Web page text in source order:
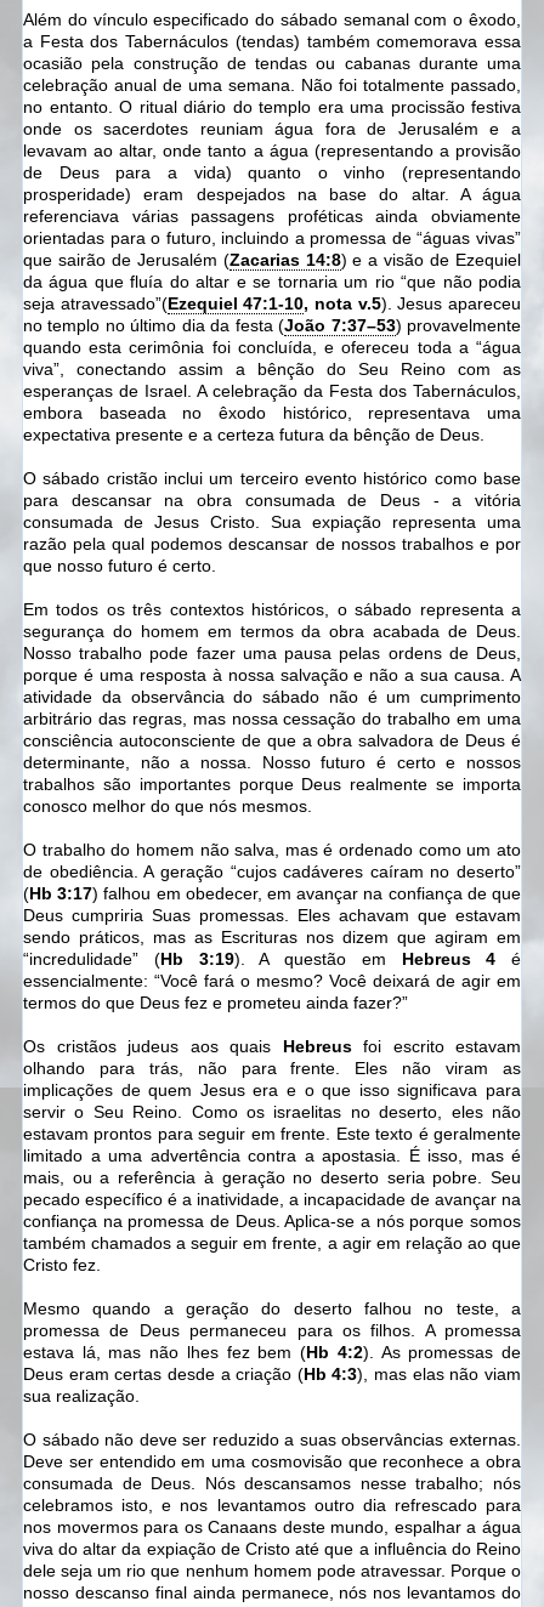
Além do vínculo especificado do sábado semanal com o êxodo,
a Festa dos Tabernáculos (tendas) também comemorava essa
ocasião pela construção de tendas ou cabanas durante uma
celebração anual de uma semana. Não foi totalmente passado,
no entanto. O ritual diário do templo era uma procissão festiva
onde os sacerdotes reuniam água fora de Jerusalém e a
levavam ao altar, onde tanto a água (representando a provisão
de Deus para a vida) quanto o vinho (representando
prosperidade) eram despejados na base do altar. A água
referenciava várias passagens proféticas ainda obviamente
orientadas para o futuro, incluindo a promessa de “águas vivas”
que sairão de Jerusalém (Zacarias 14:8) e a visão de Ezequiel
da água que fluía do altar e se tornaria um rio “que não podia
seja atravessado”(Ezequiel 47:1-10, nota v.5). Jesus apareceu
no templo no último dia da festa (João 7:37–53) provavelmente
quando esta cerimônia foi concluída, e ofereceu toda a “água
viva”, conectando assim a bênção do Seu Reino com as
esperanças de Israel. A celebração da Festa dos Tabernáculos,
embora baseada no êxodo histórico, representava uma
expectativa presente e a certeza futura da bênção de Deus.
O sábado cristão inclui um terceiro evento histórico como base
para descansar na obra consumada de Deus - a vitória
consumada de Jesus Cristo. Sua expiação representa uma
razão pela qual podemos descansar de nossos trabalhos e por
que nosso futuro é certo.
Em todos os três contextos históricos, o sábado representa a
segurança do homem em termos da obra acabada de Deus.
Nosso trabalho pode fazer uma pausa pelas ordens de Deus,
porque é uma resposta à nossa salvação e não a sua causa. A
atividade da observância do sábado não é um cumprimento
arbitrário das regras, mas nossa cessação do trabalho em uma
consciência autoconsciente de que a obra salvadora de Deus é
determinante, não a nossa. Nosso futuro é certo e nossos
trabalhos são importantes porque Deus realmente se importa
conosco melhor do que nós mesmos.
O trabalho do homem não salva, mas é ordenado como um ato
de obediência. A geração “cujos cadáveres caíram no deserto”
(Hb 3:17) falhou em obedecer, em avançar na confiança de que
Deus cumpriria Suas promessas. Eles achavam que estavam
sendo práticos, mas as Escrituras nos dizem que agiram em
“incredulidade” (Hb 3:19). A questão em Hebreus 4 é
essencialmente: “Você fará o mesmo? Você deixará de agir em
termos do que Deus fez e prometeu ainda fazer?”
Os cristãos judeus aos quais Hebreus foi escrito estavam
olhando para trás, não para frente. Eles não viram as
implicações de quem Jesus era e o que isso significava para
servir o Seu Reino. Como os israelitas no deserto, eles não
estavam prontos para seguir em frente. Este texto é geralmente
limitado a uma advertência contra a apostasia. É isso, mas é
mais, ou a referência à geração no deserto seria pobre. Seu
pecado específico é a inatividade, a incapacidade de avançar na
confiança na promessa de Deus. Aplica-se a nós porque somos
também chamados a seguir em frente, a agir em relação ao que
Cristo fez.
Mesmo quando a geração do deserto falhou no teste, a
promessa de Deus permaneceu para os filhos. A promessa
estava lá, mas não lhes fez bem (Hb 4:2). As promessas de
Deus eram certas desde a criação (Hb 4:3), mas elas não viam
sua realização.
O sábado não deve ser reduzido a suas observâncias externas.
Deve ser entendido em uma cosmovisão que reconhece a obra
consumada de Deus. Nós descansamos nesse trabalho; nós
celebramos isto, e nos levantamos outro dia refrescado para
nos movermos para os Canaans deste mundo, espalhar a água
viva do altar da expiação de Cristo até que a influência do Reino
dele seja um rio que nenhum homem pode atravessar. Porque o
nosso descanso final ainda permanece, nós nos levantamos do